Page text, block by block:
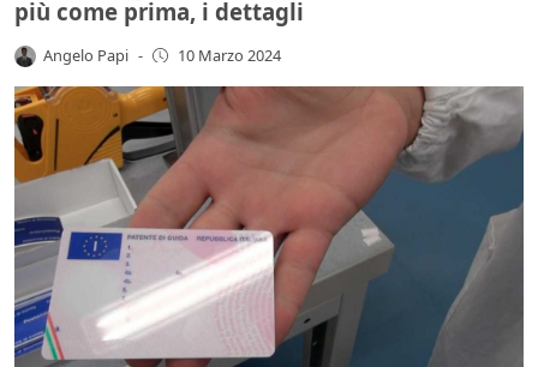
più come prima, i dettagli
Angelo Papi - 10 Marzo 2024